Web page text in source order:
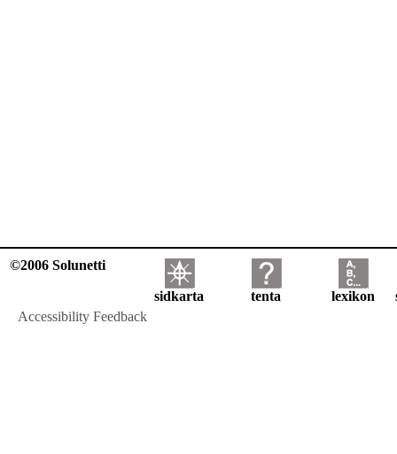
©2006 Solunetti
sidkarta tenta lexikon
Accessibility Feedback